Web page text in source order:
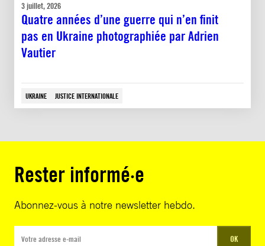
3 juillet, 2026
Quatre années d’une guerre qui n’en finit
pas en Ukraine photographiée par Adrien
Vautier
UKRAINE JUSTICE INTERNATIONALE
Rester informé·e
Abonnez-vous à notre newsletter hebdo.
OK